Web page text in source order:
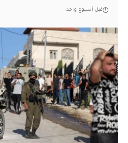
قبل أسبوع واحد